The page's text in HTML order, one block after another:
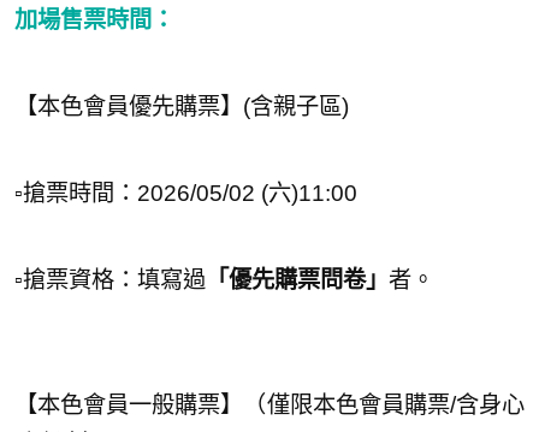
加場售票時間：
【本色會員優先購票】(含親子區)
▫️搶票時間：2026/05/02 (六)11:00
▫️搶票資格：填寫過 「優先購票問卷」 者。
【本色會員一般購票】（僅限本色會員購票/含身心